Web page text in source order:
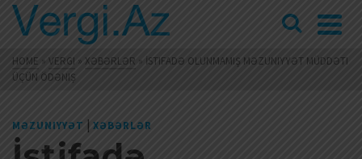
HOME » VERGI » XƏBƏRLƏR » İSTIFADƏ OLUNMAMIŞ MƏZUNIYYƏT MÜDDƏTI
ÜÇÜN ÖDƏNIŞ
MƏZUNIYYƏT | XƏBƏRLƏR